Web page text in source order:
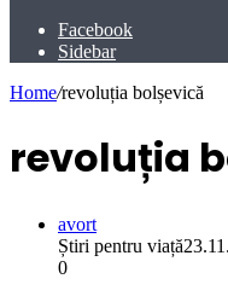
Facebook
Sidebar
Home/revoluția bolșevică
revoluția
avort
Știri pentru viață
0